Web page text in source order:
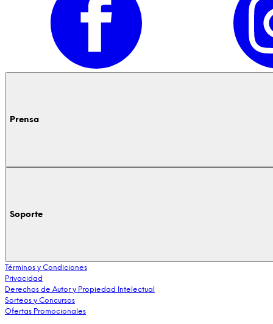
Prensa
Soporte
Términos y Condiciones
Privacidad
Derechos de Autor y Propiedad Intelectual
Sorteos y Concursos
Ofertas Promocionales